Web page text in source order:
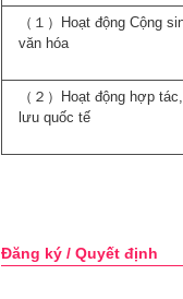
（１）Hoạt động Cộng
văn hóa
（２）Hoạt động hợp
lưu quốc tế
Đăng ký / Quyết định